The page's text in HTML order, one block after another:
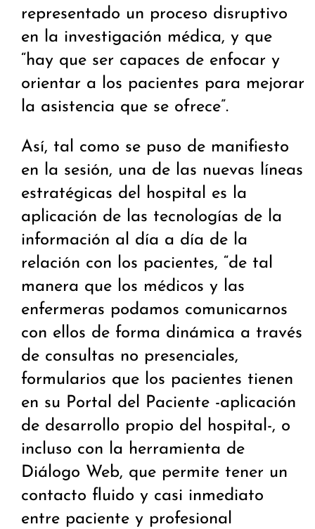
representado un proceso disruptivo
en la investigación médica, y que
“hay que ser capaces de enfocar y
orientar a los pacientes para mejorar
la asistencia que se ofrece”.
Así, tal como se puso de manifiesto
en la sesión, una de las nuevas líneas
estratégicas del hospital es la
aplicación de las tecnologías de la
información al día a día de la
relación con los pacientes, “de tal
manera que los médicos y las
enfermeras podamos comunicarnos
con ellos de forma dinámica a través
de consultas no presenciales,
formularios que los pacientes tienen
en su Portal del Paciente -aplicación
de desarrollo propio del hospital-, o
incluso con la herramienta de
Diálogo Web, que permite tener un
contacto fluido y casi inmediato
entre paciente y profesional